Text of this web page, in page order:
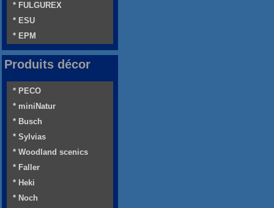
* FULGUREX
* ESU
* EPM
Produits décor
* PECO
* miniNatur
* Busch
* Sylvias
* Woodland scenics
* Faller
* Heki
* Noch